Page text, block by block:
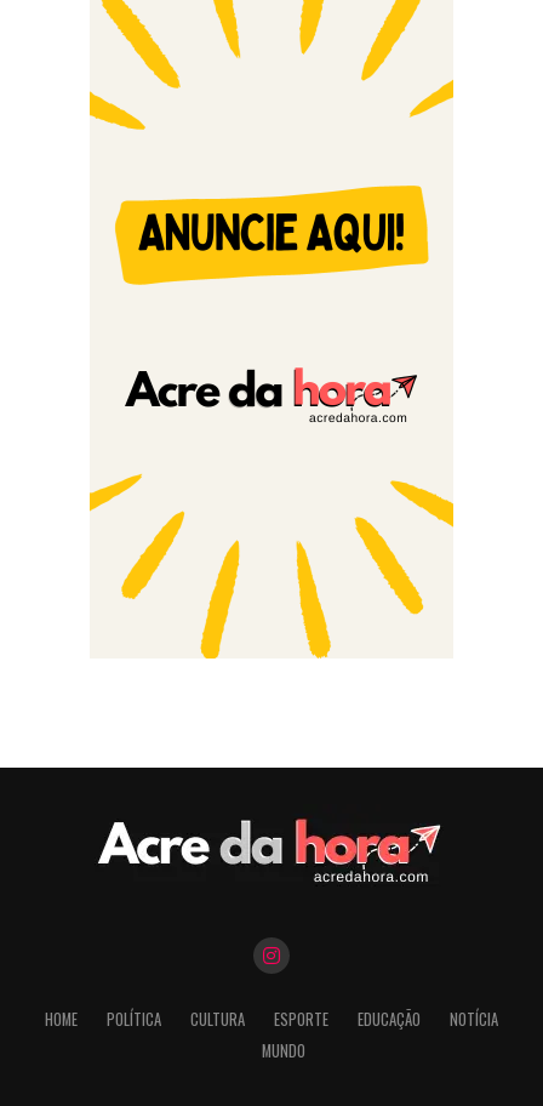
HOME POLÍTICA CULTURA ESPORTE EDUCAÇÃO
NOTÍCIA
MUNDO